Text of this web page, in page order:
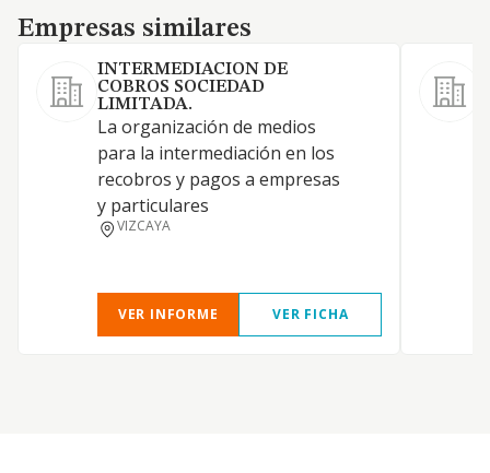
Empresas similares
Empresas similares
INTERMEDIACION DE
COBROS SOCIEDAD
LIMITADA.
La organización de medios
para la intermediación en los
recobros y pagos a empresas
y particulares
VIZCAYA
VER INFORME VER FICHA